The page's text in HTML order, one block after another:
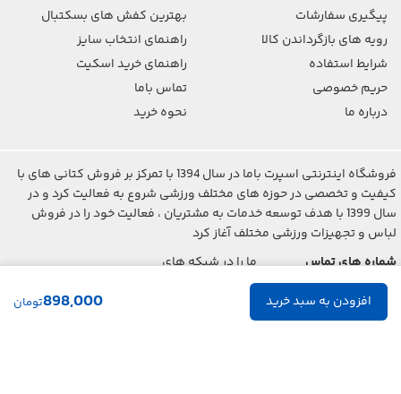
898,000تومان
پیگیری سفارشات
رویه های بازگرداندن کالا
شرایط استفاده
حریم خصوصی
درباره ما
بهترین کفش های بسکتبال
راهنمای انتخاب سایز
راهنمای خرید اسکیت
تماس باما
نحوه خرید
فروشگاه اینترنتی اسپرت باما در سال 1394 با تمرکز بر فروش کتانی های با
کیفیت و تخصصی در حوزه های مختلف ورزشی شروع به فعالیت کرد و در
سال 1399 با هدف توسعه خدمات به مشتریان ، فعالیت خود را در فروش
لباس و تجهیزات ورزشی مختلف آغاز کرد
شماره های تماس
021-2842-7275
ما را در شبکه های
اجتماعی دنبال کنید